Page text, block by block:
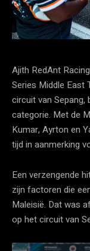
Ajith RedAnt
Series Middle East
circuit van Sepang,
categorie. Met de
Kumar, Ayrton en
tijd in aanmerking
Een verzengende
zijn factoren die
Maleisië. Dat was
op het circuit van